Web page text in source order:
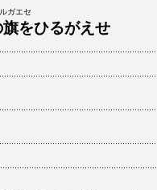
ガエセ
をひるがえせ